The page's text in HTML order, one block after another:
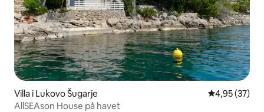
Villa i Lukovo Šugarje 4,95 av 5 i
4,95 (37)
AllSEAson House på havet